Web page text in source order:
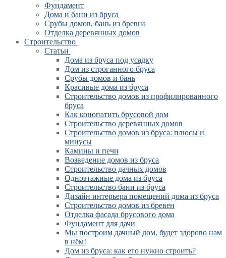
Фундамент
Дома и бани из бруса
Срубы домов, бань из бревна
Отделка деревянных домов
Строительство
Статьи
Дома из бруса под усадку
Дом из строганного бруса
Срубы домов и бань
Красивые дома из бруса
Строительство домов из профилированного
бруса
Как конопатить брусовой дом
Строительство деревянных домов
Строительство домов из бруса: плюсы и
минусы
Камины и печи
Возведение домов из бруса
Cтроительство дачных домов
Одноэтажные дома из бруса
Строительство бани из бруса
Дизайн интерьера помещений дома из бруса
Строительство домов из бревен
Отделка фасада брусового дома
Фундамент для дачи
Мы построим дачный дом, будет здорово нам
в нём!
Дом из бруса: как его нужно строить?